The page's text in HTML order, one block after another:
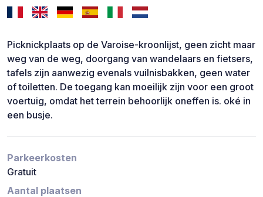
Picknickplaats op de Varoise-kroonlijst, geen zicht maar
weg van de weg, doorgang van wandelaars en fietsers,
tafels zijn aanwezig evenals vuilnisbakken, geen water
of toiletten. De toegang kan moeilijk zijn voor een groot
voertuig, omdat het terrein behoorlijk oneffen is. oké in
een busje.
Parkeerkosten
Gratuit
Aantal plaatsen